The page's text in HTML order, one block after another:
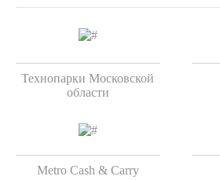
Технопарки Московской
области
Metro Cash & Carry